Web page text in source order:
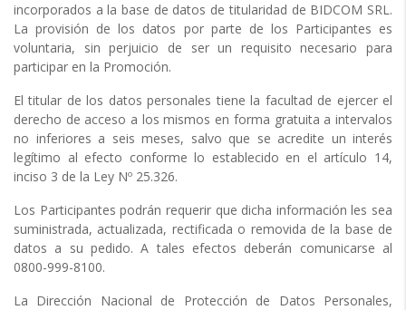
incorporados a la base de datos de titularidad de BIDCOM SRL.
La provisión de los datos por parte de los Participantes es
voluntaria, sin perjuicio de ser un requisito necesario para
participar en la Promoción.
El titular de los datos personales tiene la facultad de ejercer el
derecho de acceso a los mismos en forma gratuita a intervalos
no inferiores a seis meses, salvo que se acredite un interés
legítimo al efecto conforme lo establecido en el artículo 14,
inciso 3 de la Ley Nº 25.326.
Los Participantes podrán requerir que dicha información les sea
suministrada, actualizada, rectificada o removida de la base de
datos a su pedido. A tales efectos deberán comunicarse al
0800-999-8100.
La Dirección Nacional de Protección de Datos Personales,